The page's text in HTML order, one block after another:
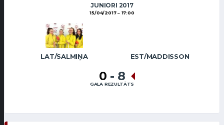
JUNIORI 2017
15/04/2017 17:00
LAT/SALMIŅA EST/MADDISSON
0 - 8
GALA REZULTĀTS